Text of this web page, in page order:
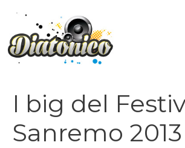
contenuto
I big del
Sanremo 2013